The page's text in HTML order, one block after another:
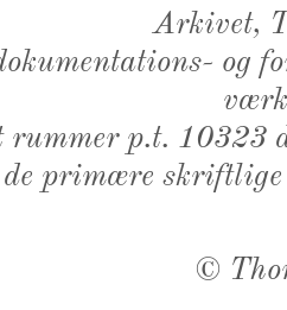
Arkivet,
og
p.t. 10323
de primære
©